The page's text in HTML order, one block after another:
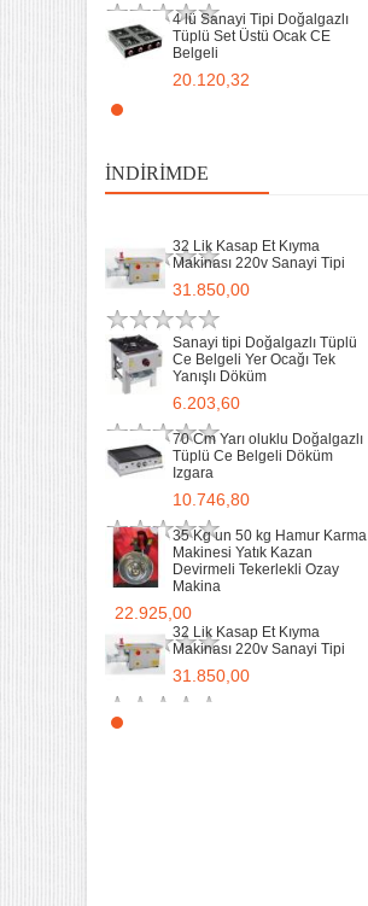
4 lü Sanayi Tipi Doğalgazlı
Tüplü Set Üstü Ocak CE
Belgeli
20.120,32
9.400,00
Sanayi Tip Yonca Waffle
Makinası Değişir Plaka Çap
17,5
11.902,13
İNDIRIMDE
6.203,60
70 Cm Yarı oluklu Doğalgazlı
Tüplü Ce Belgeli Döküm
Izgara
Makinesi Yatık Kazan
Devirmeli Tekerlekli Ozay
32 Lik Kasap Et Kıyma
Makinası 220v Sanayi Tipi
31.850,00
Sanayi tipi Doğalgazlı Tüplü
Ce Belgeli Yer Ocağı Tek
Yanışlı Döküm
6.203,60
70 Cm Yarı oluklu Doğalgazlı
Tüplü Ce Belgeli Döküm
Izgara
10.746,80
35 Kg un 50 kg Hamur Karma
Makinesi Yatık Kazan
Devirmeli Tekerlekli Ozay
Makina
22.925,00
32 Lik Kasap Et Kıyma
Makinası 220v Sanayi Tipi
31.850,00